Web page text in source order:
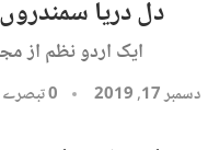
دل دریا
ایک اردو نظم از
دسمبر 17, 2019 0 تبصرے